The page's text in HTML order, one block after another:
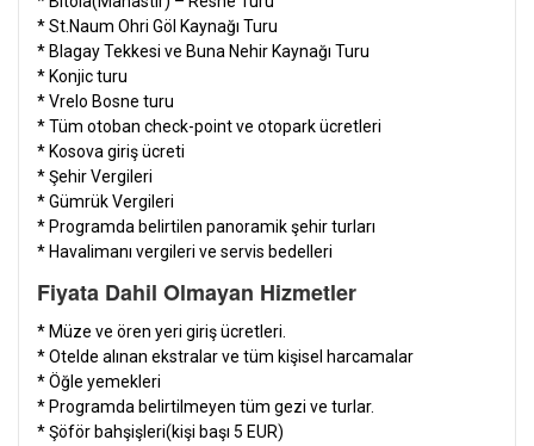
* St.Naum Ohri Göl Kaynağı Turu
* Blagay Tekkesi ve Buna Nehir Kaynağı Turu
* Konjic turu
* Vrelo Bosne turu
* Tüm otoban check-point ve otopark ücretleri
* Kosova giriş ücreti
* Şehir Vergileri
* Gümrük Vergileri
* Programda belirtilen panoramik şehir turları
* Havalimanı vergileri ve servis bedelleri
Fiyata Dahil Olmayan Hizmetler
* Müze ve ören yeri giriş ücretleri.
* Otelde alınan ekstralar ve tüm kişisel harcamalar
* Öğle yemekleri
* Programda belirtilmeyen tüm gezi ve turlar.
* Şöför bahşişleri(kişi başı 5 EUR)